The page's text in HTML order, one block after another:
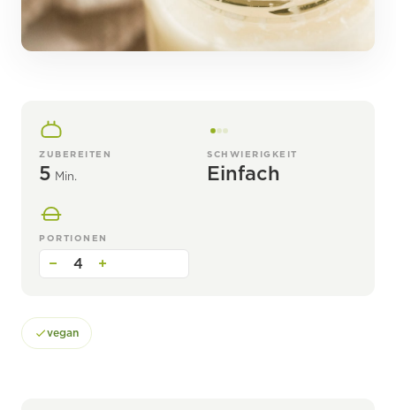
ZUBEREITEN
5 Min.
SCHWIERIGKEIT
Einfach
PORTIONEN
− 4 +
vegan